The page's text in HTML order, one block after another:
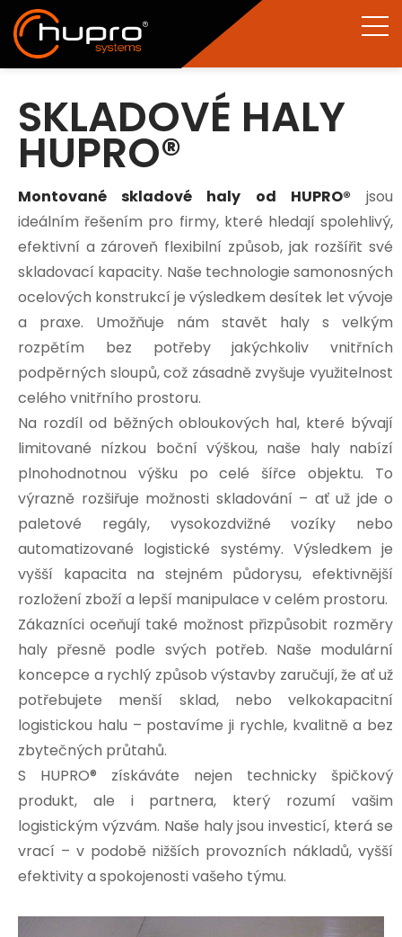
SKLADOVÉ HALY
HUPRO®
Montované skladové haly od HUPRO® jsou
ideálním řešením pro firmy, které hledají spolehlivý,
efektivní a zároveň flexibilní způsob, jak rozšířit své
skladovací kapacity. Naše technologie samonosných
ocelových konstrukcí je výsledkem desítek let vývoje
a praxe. Umožňuje nám stavět haly s velkým
rozpětím bez potřeby jakýchkoliv vnitřních
podpěrných sloupů, což zásadně zvyšuje využitelnost
celého vnitřního prostoru.
Na rozdíl od běžných obloukových hal, které bývají
limitované nízkou boční výškou, naše haly nabízí
plnohodnotnou výšku po celé šířce objektu. To
výrazně rozšiřuje možnosti skladování – ať už jde o
paletové regály, vysokozdvižné vozíky nebo
automatizované logistické systémy. Výsledkem je
vyšší kapacita na stejném půdorysu, efektivnější
rozložení zboží a lepší manipulace v celém prostoru.
Zákazníci oceňují také možnost přizpůsobit rozměry
haly přesně podle svých potřeb. Naše modulární
koncepce a rychlý způsob výstavby zaručují, že ať už
potřebujete menší sklad, nebo velkokapacitní
logistickou halu – postavíme ji rychle, kvalitně a bez
zbytečných průtahů.
S HUPRO® získáváte nejen technicky špičkový
produkt, ale i partnera, který rozumí vašim
logistickým výzvám. Naše haly jsou investicí, která se
vrací – v podobě nižších provozních nákladů, vyšší
efektivity a spokojenosti vašeho týmu.